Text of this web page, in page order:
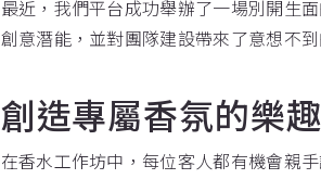
最近，我們平台成功舉辦了一場別開生
創意潛能，並對團隊建設帶來了意想不到
創造專屬香氛的樂趣
在香水工作坊中，每位客人都有機會親